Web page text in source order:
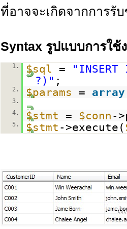
ที่อาจจะเกิดจากการรั
Syntax รูปแบบการใช้
1. $sql =
?)" ;
2. $params = array
3.
4.
$stmt = $conn -
5. $stmt ->execute(